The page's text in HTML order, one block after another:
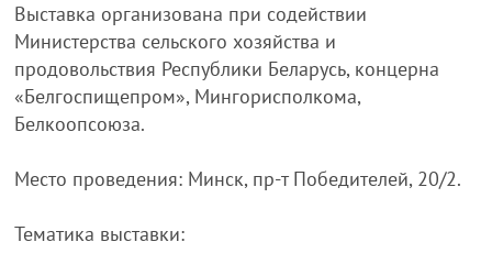
Выставка организована при содействии
Министерства сельского хозяйства и
продовольствия Республики Беларусь, концерна
«Белгоспищепром», Мингорисполкома,
Белкоопсоюза.
Место проведения: Минск, пр-т Победителей, 20/2.
Тематика выставки: